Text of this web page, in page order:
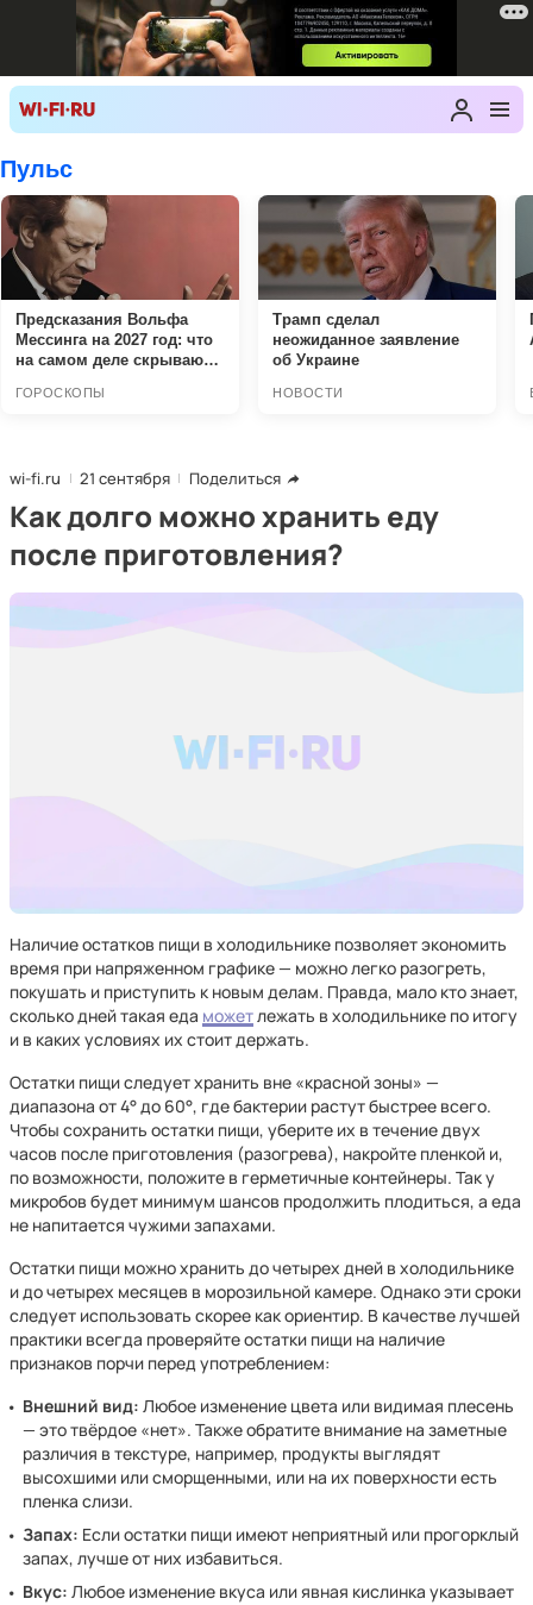
wi-fi.ru 21 сентября Поделиться
Как долго можно хранить еду
после приготовления?
Наличие остатков пищи в холодильнике позволяет экономить
время при напряженном графике — можно легко разогреть,
покушать и приступить к новым делам. Правда, мало кто знает,
сколько дней такая еда можетлежать в холодильнике по итогу
и в каких условиях их стоит держать.
Остатки пищи следует хранить вне «красной зоны» —
диапазона от 4° до 60°, где бактерии растут быстрее всего.
Чтобы сохранить остатки пищи, уберите их в течение двух
часов после приготовления (разогрева), накройте пленкой и,
по возможности, положите в герметичные контейнеры. Так у
микробов будет минимум шансов продолжить плодиться, а еда
не напитается чужими запахами.
Остатки пищи можно хранить до четырех дней в холодильнике
и до четырех месяцев в морозильной камере. Однако эти сроки
следует использовать скорее как ориентир. В качестве лучшей
практики всегда проверяйте остатки пищи на наличие
признаков порчи перед употреблением:
Внешний вид:Любое изменение цвета или видимая плесень
— это твёрдое «нет». Также обратите внимание на заметные
различия в текстуре, например, продукты выглядят
высохшими или сморщенными, или на их поверхности есть
пленка слизи.
Запах: Если остатки пищи имеют неприятный или прогорклый
запах, лучше от них избавиться.
Вкус: Любое изменение вкуса или явная кислинка указывает